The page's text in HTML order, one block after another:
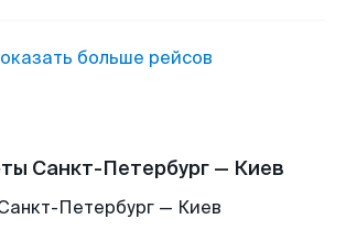
больше рейсов
Санкт-Петербург — Киев
Петербург — Киев